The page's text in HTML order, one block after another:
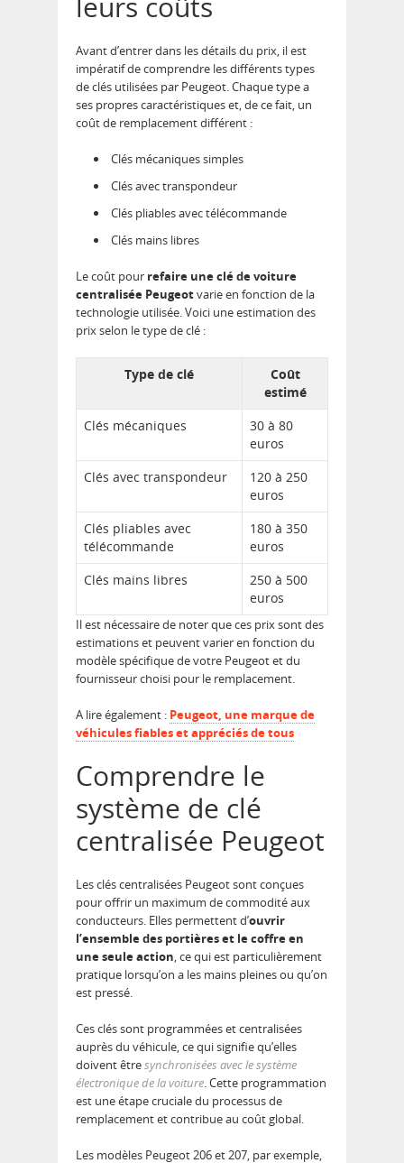
Avant d’entrer dans les détails du prix, il est
impératif de comprendre les différents types
de clés utilisées par Peugeot. Chaque type a
ses propres caractéristiques et, de ce fait, un
coût de remplacement différent :
Clés mécaniques simples
Clés avec transpondeur
Clés pliables avec télécommande
Clés mains libres
Le coût pour refaire une clé de voiture
centralisée Peugeotvarie en fonction de la
technologie utilisée. Voici une estimation des
prix selon le type de clé :
Type de clé
Coût
estimé
Clés mécaniques
30 à 80
euros
Clés avec transpondeur
120 à 250
euros
Clés pliables avec
télécommande
180 à 350
euros
Clés mains libres
250 à 500
euros
Il est nécessaire de noter que ces prix sont des
estimations et peuvent varier en fonction du
modèle spécifique de votre Peugeot et du
fournisseur choisi pour le remplacement.
A lire également : Peugeot, une marque de
véhicules fiables et appréciés de tous
Comprendre le
système de clé
centralisée Peugeot
Les clés centralisées Peugeot sont conçues
pour offrir un maximum de commodité aux
conducteurs. Elles permettent d’ouvrir
l’ensemble des portières et le coffre en
une seule action, ce qui est particulièrement
pratique lorsqu’on a les mains pleines ou qu’on
est pressé.
Ces clés sont programmées et centralisées
auprès du véhicule, ce qui signifie qu’elles
doivent êtresynchronisées avec le système
électronique de la voiture. Cette programmation
est une étape cruciale du processus de
remplacement et contribue au coût global.
Les modèles Peugeot 206 et 207, par exemple,